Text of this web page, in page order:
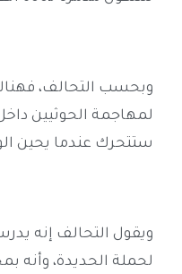
وبحسب التحالف،
لمهاجمة الحوثيين
ستتحرك عندما يحين
ويقول التحالف إنه
لحملة الحديدة، وأنه